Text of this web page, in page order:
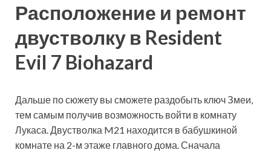
Расположение и ремонт
двустволку в Resident
Evil 7 Biohazard
Дальше по сюжету вы сможете раздобыть ключ Змеи,
тем самым получив возможность войти в комнату
Лукаса. Двустволка M21 находится в бабушкиной
комнате на 2-м этаже главного дома. Сначала